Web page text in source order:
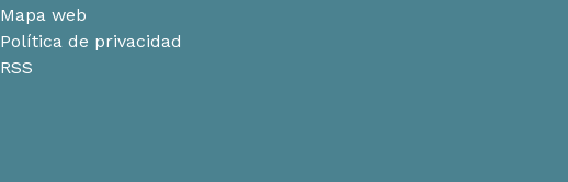
Mapa web
Política de privacidad
RSS